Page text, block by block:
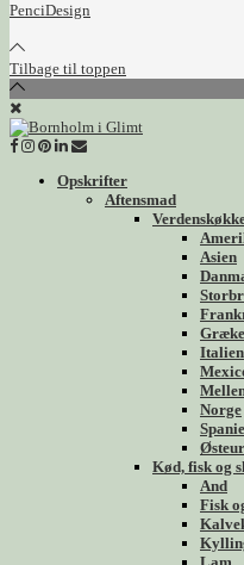
PenciDesign
Tilbage til toppen
Opskrifter
Aftensmad
Asien
Italien
Norge
Kød, fisk og
And
Fisk